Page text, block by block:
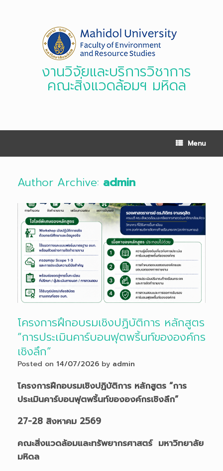
งานวิจัยและบริการวิชาการ
คณะสิ่งแวดล้อมฯ มหิดล
Menu
Author Archive: admin
โครงการฝึกอบรมเชิงปฏิบัติการ หลักสูตร
“การประเมินคาร์บอนฟุตพริ้นท์ขององค์กร
เชิงลึก”
Posted on 14/07/2026 by admin
โครงการฝึกอบรมเชิงปฏิบัติการ หลักสูตร “การ
ประเมินคาร์บอนฟุตพริ้นท์ขององค์กรเชิงลึก”
27-28 สิงหาคม 2569
คณะสิ่งแวดล้อมและทรัพยากรศาสตร์ มหาวิทยาลัย
มหิดล